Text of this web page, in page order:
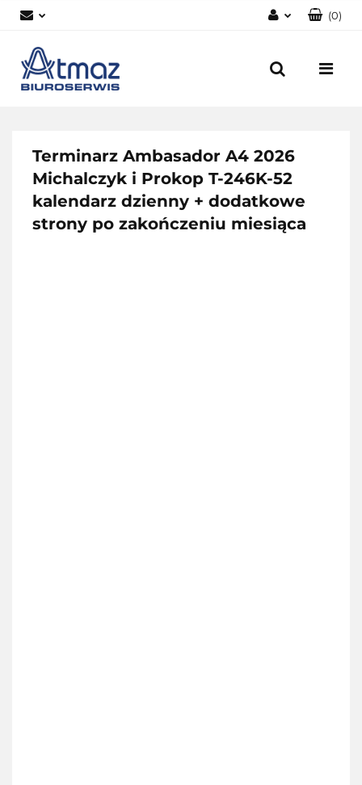
Zarejestruj się
(0)
Terminarz Ambasador A4 2026
Michalczyk i Prokop T-246K-52
kalendarz dzienny + dodatkowe
strony po zakończeniu miesiąca